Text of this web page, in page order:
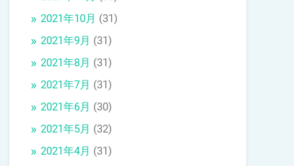
2021年10月 (31)
2021年9月 (31)
2021年8月 (31)
2021年7月 (31)
2021年6月 (30)
2021年5月 (32)
2021年4月 (31)